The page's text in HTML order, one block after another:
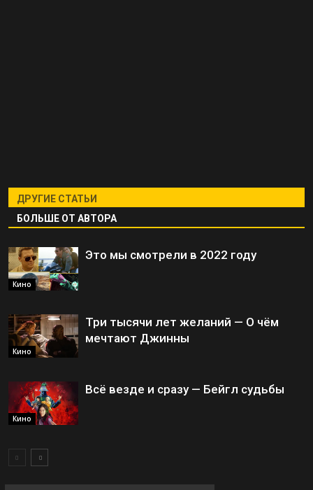
ДРУГИЕ СТАТЬИ
БОЛЬШЕ ОТ АВТОРА
Кино
Это мы смотрели в 2022 году
Кино
Три тысячи лет желаний — О чём
мечтают Джинны
Кино
Всё везде и сразу — Бейгл судьбы